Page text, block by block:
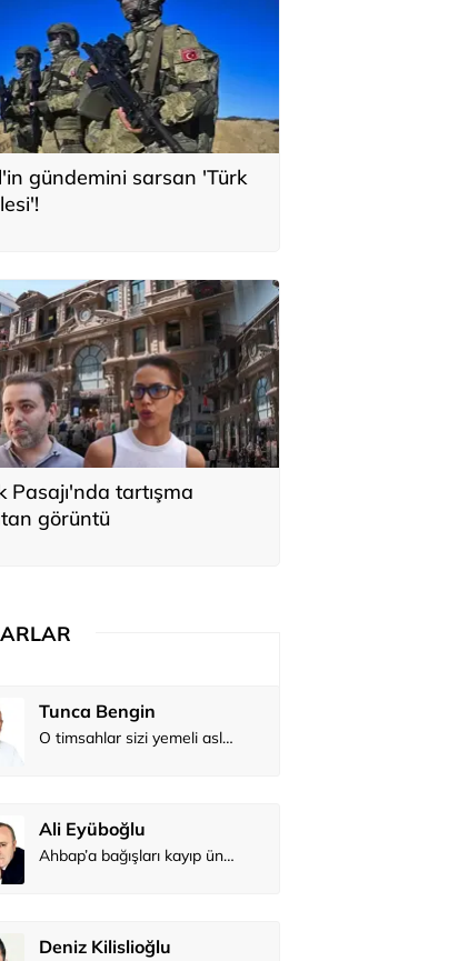
gündemini sarsan 'Türk
Pasajı'nda tartışma
görüntü
Tunca Bengin
O timsahlar sizi yemeli aslında!...
Ali Eyüboğlu
Ahbap’a bağışları kayıp ünlüler var
Deniz Kilislioğlu